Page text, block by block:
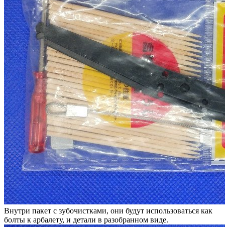
Внутри пакет с зубочистками, они будут использоваться как
болты к арбалету, и детали в разобранном виде.